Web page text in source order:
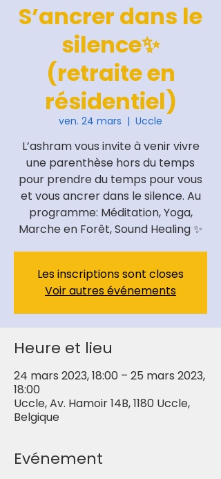
S’ancrer dans le
silence✨
(retraite en
résidentiel)
ven. 24 mars
  |
Uccle
L’ashram vous invite à venir vivre
une parenthèse hors du temps
pour prendre du temps pour vous
et vous ancrer dans le silence. Au
programme: Méditation, Yoga,
Marche en Forêt, Sound Healing ✨
Les inscriptions sont closes
Voir autres événements
Heure et lieu
24 mars 2023, 18:00 – 25 mars 2023,
18:00
Uccle, Av. Hamoir 14B, 1180 Uccle,
Belgique
Evénement